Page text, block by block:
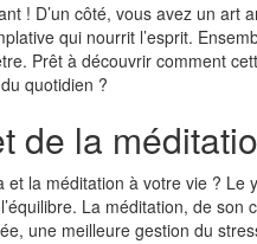
! D’un côté, vous avez un art
qui nourrit l’esprit.
Prêt à découvrir comment
quotidien ?
de la
et la méditation à votre vie ? Le
La méditation, de son
une meilleure gestion du